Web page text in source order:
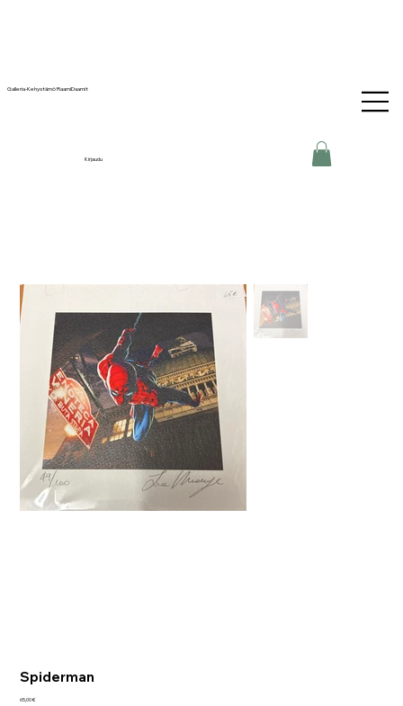
Galleria-Kehystämö RaamiDaamit
Kirjaudu
Spiderman
Hinta
65,00 €